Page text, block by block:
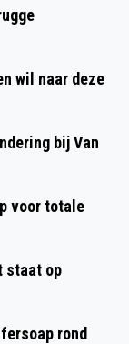
wil naar deze
bij Van
voor totale
staat op
rond